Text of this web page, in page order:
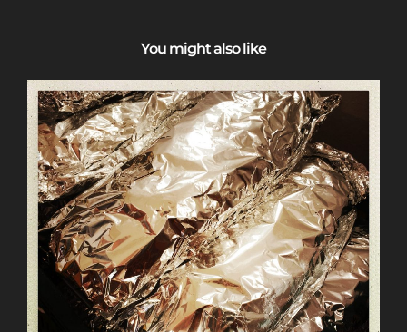
You might also like